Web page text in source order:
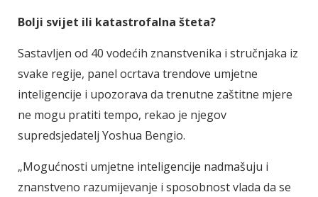
Bolji svijet ili katastrofalna šteta?
Sastavljen od 40 vodećih znanstvenika i stručnjaka iz
svake regije, panel ocrtava trendove umjetne
inteligencije i upozorava da trenutne zaštitne mjere
ne mogu pratiti tempo, rekao je njegov
supredsjedatelj Yoshua Bengio.
„Mogućnosti umjetne inteligencije nadmašuju i
znanstveno razumijevanje i sposobnost vlada da se